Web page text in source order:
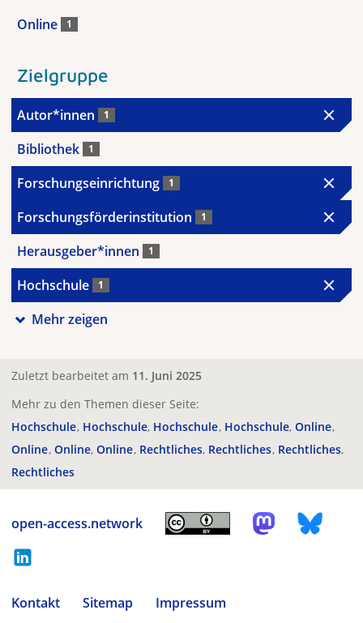
Online 1
Zielgruppe
Autor*innen 1
Bibliothek 1
Forschungseinrichtung 1
Forschungsförderinstitution 1
Herausgeber*innen 1
Hochschule 1
Mehr zeigen
Zuletzt bearbeitet am 11. Juni 2025
Mehr zu den Themen dieser Seite:
Hochschule Hochschule Hochschule Hochschule Online
Online Online Online Rechtliches Rechtliches Rechtliches
Rechtliches
open-access.network
Kontakt Sitemap
Impressum